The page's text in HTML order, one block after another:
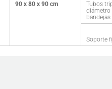
90 x 80 x 90 cm
Tubos
diámetro
bandejas
Soporte